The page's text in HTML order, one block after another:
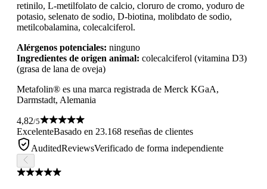
retinilo, L-metilfolato de calcio, cloruro de cromo, yoduro de
potasio, selenato de sodio, D-biotina, molibdato de sodio,
metilcobalamina, colecalciferol.
Alérgenos potenciales: ninguno
Ingredientes de origen animal: colecalciferol (vitamina D3)
(grasa de lana de oveja)
Metafolin® es una marca registrada de Merck KGaA,
Darmstadt, Alemania
4,82/5
ExcelenteBasado en 23.168 reseñas de clientes
AuditedReviewsVerificado de forma independiente